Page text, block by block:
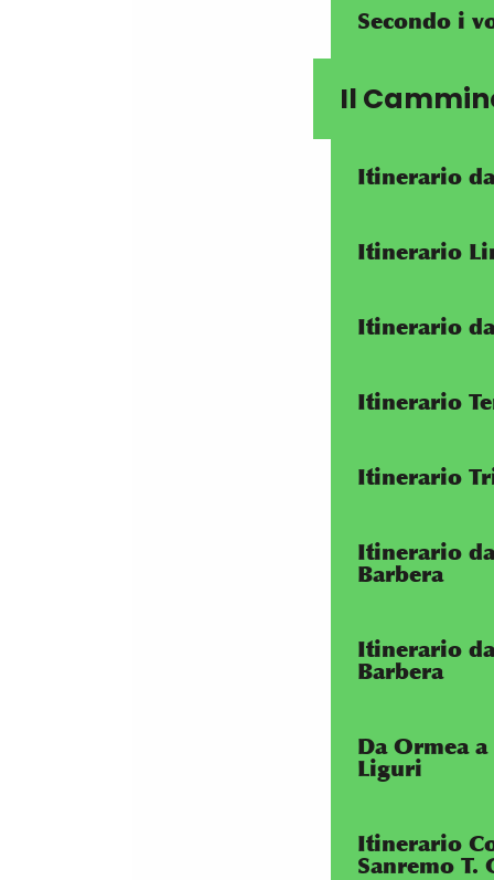
Secondo i
Il
Itinerario
Itinerario
Itinerario
Itinerario
Itinerario
Itinerario
Barbera
Itinerario
Barbera
Da Ormea
Liguri
Itinerario
Sanremo T.